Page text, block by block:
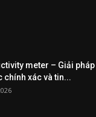
meter – Giải pháp
chính xác và tin...